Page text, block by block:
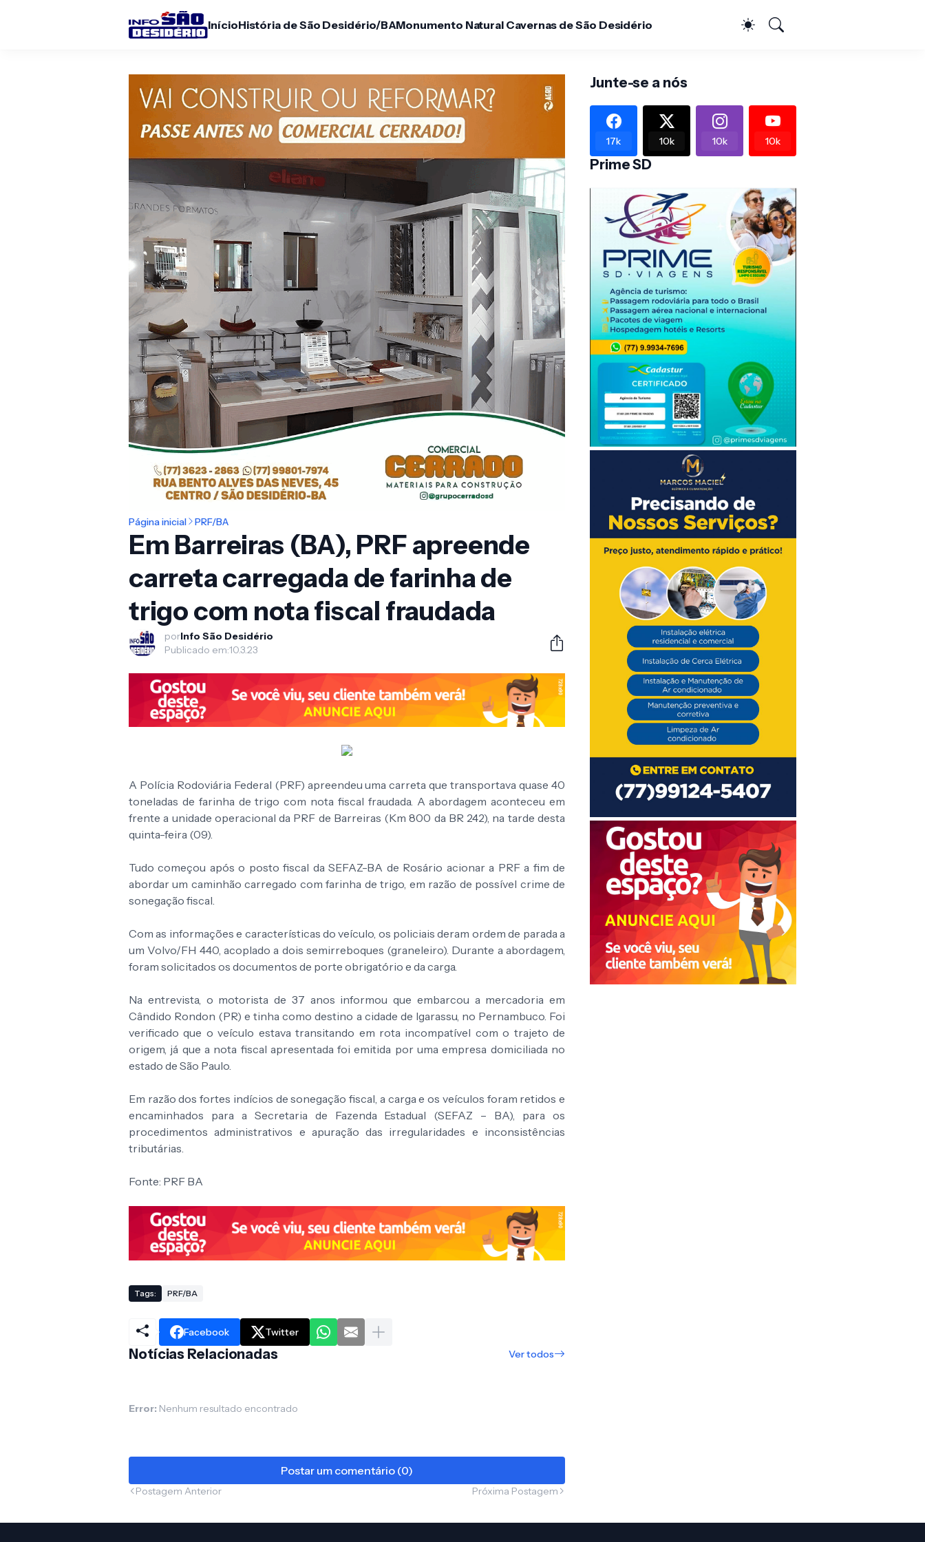
InícioHistória de São Desidério/BAMonumento Natural Cavernas de São Desidério
Página inicial PRF/BA
Em Barreiras (BA), PRF apreende
carreta carregada de farinha de
trigo com nota fiscal fraudada
porInfo São Desidério
Publicado em:10.3.23
A Polícia Rodoviária Federal (PRF) apreendeu uma carreta que transportava quase 40
toneladas de farinha de trigo com nota fiscal fraudada. A abordagem aconteceu em
frente a unidade operacional da PRF de Barreiras (Km 800 da BR 242), na tarde desta
quinta-feira (09).
Tudo começou após o posto fiscal da SEFAZ-BA de Rosário acionar a PRF a fim de
abordar um caminhão carregado com farinha de trigo, em razão de possível crime de
sonegação fiscal.
Com as informações e características do veículo, os policiais deram ordem de parada a
um Volvo/FH 440, acoplado a dois semirreboques (graneleiro). Durante a abordagem,
foram solicitados os documentos de porte obrigatório e da carga.
Na entrevista, o motorista de 37 anos informou que embarcou a mercadoria em
Cândido Rondon (PR) e tinha como destino a cidade de Igarassu, no Pernambuco. Foi
verificado que o veículo estava transitando em rota incompatível com o trajeto de
origem, já que a nota fiscal apresentada foi emitida por uma empresa domiciliada no
estado de São Paulo.
Em razão dos fortes indícios de sonegação fiscal, a carga e os veículos foram retidos e
encaminhados para a Secretaria de Fazenda Estadual (SEFAZ – BA), para os
procedimentos administrativos e apuração das irregularidades e inconsistências
tributárias.
Fonte: PRF BA
Tags: PRF/BA
Facebook Twitter
Notícias Relacionadas Ver todos
Error: Nenhum resultado encontrado
Postar um comentário (0)
Postagem Anterior Próxima Postagem
Junte-se a nós
17k 10k 10k 10k
Prime SD